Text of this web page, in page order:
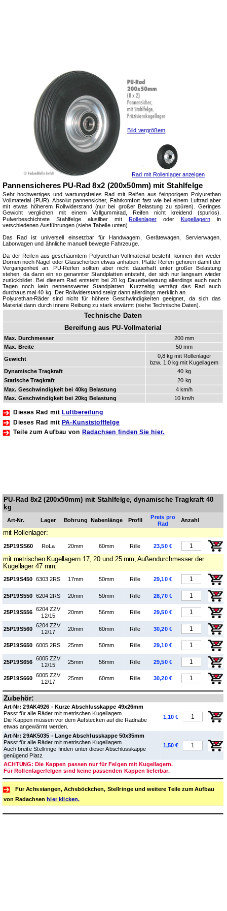
Rad mit Rollenlageranzeigen
Bild vergrößern
Pannensicheres PU-Rad 8x2 (200x50mm) mit Stahlfelge
Sehr hochwertiges und wartungsfreies Rad mit Reifen aus feinporigem Polyurethan
Vollmaterial (PUR). Absolut pannensicher, Fahrkomfort fast wie bei einem Luftrad aber
mit etwas höherem Rollwiderstand (nur bei großer Belastung zu spüren). Geringes
Gewicht verglichen mit einem Vollgummirad, Reifen nicht kreidend (spurlos).
Pulverbeschichtete Stahlfelge alusilber mit Rollenlageroder Kugellagernin
verschiedenen Ausführungen (siehe Tabelle unten).
Das Rad ist universell einsetzbar für Handwagem, Gerätewagen, Servierwagen,
Laborwagen und ähnliche manuell bewegte Fahrzeuge.
Da der Reifen aus geschäumtem Polyurethan-Vollmaterial besteht, können ihm weder
Dornen noch Nägel oder Glasscherben etwas anhaben. Platte Reifen gehören damit der
Vergangenheit an. PU-Reifen sollten aber nicht dauerhaft unter großer Belastung
stehen, da dann ein so genannter Standplatten entsteht, der sich nur langsam wieder
zurückbildet. Bei diesem Rad entsteht bei 20 kg Dauerbelastung allerdings auch nach
Tagen noch kein nennenswerter Standplatten. Kurzzeitig verträgt das Rad auch
durchaus mal 40 kg. Der Rollwiderstand steigt dann allerdings merklich an.
Polyurethan-Räder sind nicht für höhere Geschwindigkeiten geeignet, da sich das
Material dann durch innere Reibung zu stark erwärmt (siehe Technische Daten).
Technische Daten
Bereifung aus PU-Vollmaterial
Max. Durchmesser 200 mm
Max. Breite
50 mm
Gewicht
0,8 kg mit Rollenlager
bzw. 1,0 kg mit Kugellagern
Dynamische Tragkraft
40 kg
Statische Tragkraft
20 kg
Max. Ge­schwin­dig­keit bei 40kg Belastung
4 km/h
Max. Ge­schwin­dig­keit bei 20kg Belastung
10 km/h
Dieses Rad mit Luftbereifung
Dieses Rad mit PA-Kunststofffelge
Teile zum Aufbau von Radachsen finden Sie hier.
PU-Rad 8x2 (200x50mm) mit Stahlfelge, dynamische Tragkraft 40
kg
Art-Nr. Lager Bohrung Naben­länge Profil
Preis pro
Rad
Anzahl
mit Rollenlager:
25P19SS60 RoLa 20mm 60mm Rille 23,50 €
mit metrischen Kugellagern 17, 20 und 25 mm, Außendurchmesser der
Kugellager 47 mm:
25P19S450 6303 2RS 17mm 50mm Rille 29,10 €
25P19S550 6204 2RS 20mm 50mm Rille 28,70 €
25P19S556
6204 ZZV
12/15
20mm 56mm Rille 29,50 €
25P19S560
6204 ZZV
12/17
20mm 60mm Rille 30,20 €
25P19S650 6005 2RS 25mm 50mm Rille 29,10 €
25P19S656
6005 ZZV
12/15
25mm 56mm Rille 29,50 €
25P19S660
6005 ZZV
12/17
25mm 60mm Rille 30,20 €
Zubehör:
Art-Nr: 29AK4926 - Kurze Abschlusskappe 49x26mm
Passt für alle Räder mit metrischen Kugellagern.
Die Kappen müssen vor dem Aufstecken auf die Radnabe
etwas angewärmt werden.
1,10 €
Art-Nr: 29AK5035 - Lange Abschlusskappe 50x35mm
Passt für alle Räder mit metrischen Kugellagern.
Auch breite Stellringe finden unter dieser Abschlusskappe
genügend Platz.
1,50 €
ACHTUNG: Die Kappen passen nur für Felgen mit Kugellagern.
Für Rollenlagerfelgen sind keine passenden Kappen lieferbar.
Für Achsstangen, Achsböckchen, Stellringe und weitere Teile zum Aufbau
von Radachsenhier klicken.